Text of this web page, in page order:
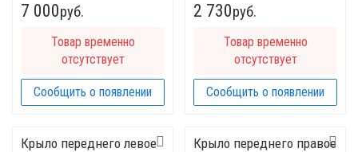
7 000руб.
Товар временно
отсутствует
Сообщить о появлении
2 730руб.
Товар временно
отсутствует
Сообщить о появлении
Крыло переднего левое
Крыло переднего правое